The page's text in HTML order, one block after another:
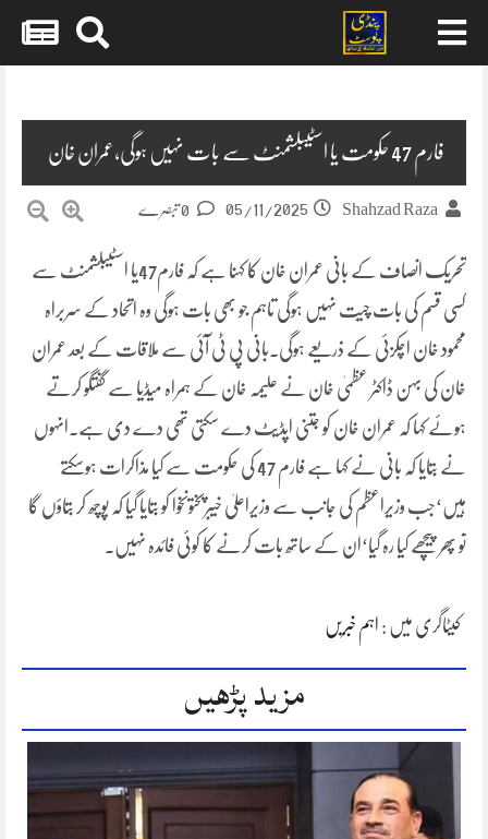
فارم 47 حکومت یا اسٹیبلشمنٹ سے بات نہیں ہوگی،عمران خان
Shahzad Raza
05/11/2025
تحریک انصاف کے بانی عمران خان کا کہنا ہے کہ فارم47یا اسٹیبلشمنٹ سے
کسی قسم کی بات چیت نہیں ہوگی تاہم جو بھی بات ہوگی وہ اتحاد کے سربراہ
محمود خان اچکزئی کے ذریعے ہوگی۔بانی پی ٹی آئی سے ملاقات کے بعد عمران
خان کی بہن ڈاکٹر عظمیٰ خان نے علیمہ خان کے ہمراہ میڈیا سے گفتگو کرتے
ہوئے کہا کہ عمران خان کو جتنی اپڈیٹ دے سکتی تھی دے دی ہے۔انہوں
نے بتایا کہ بانی نے کہا ہے فارم 47 کی حکومت سے کیا مذاکرات ہوسکتے
ہیں‘جب وزیراعظم کی جانب سے وزیراعلیٰ خیبرپختونخوا کو بتایا گیا کہ پوچھ کر بتاؤں گا
تو پھر پیچھے کیا رہ گیا‘ان کے ساتھ بات کرنے کا کوئی فائدہ نہیں۔
کیٹاگری میں : اہم خبریں
مزید پڑھیں